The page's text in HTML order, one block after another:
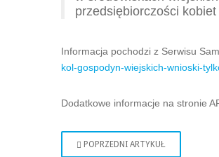
przedsiębiorczości
Informacja pochodzi z Serwisu
kol-gospodyn-wiejskich-wnioski-
Dodatkowe informacje na stronie
POPRZEDNI ARTYKUŁ